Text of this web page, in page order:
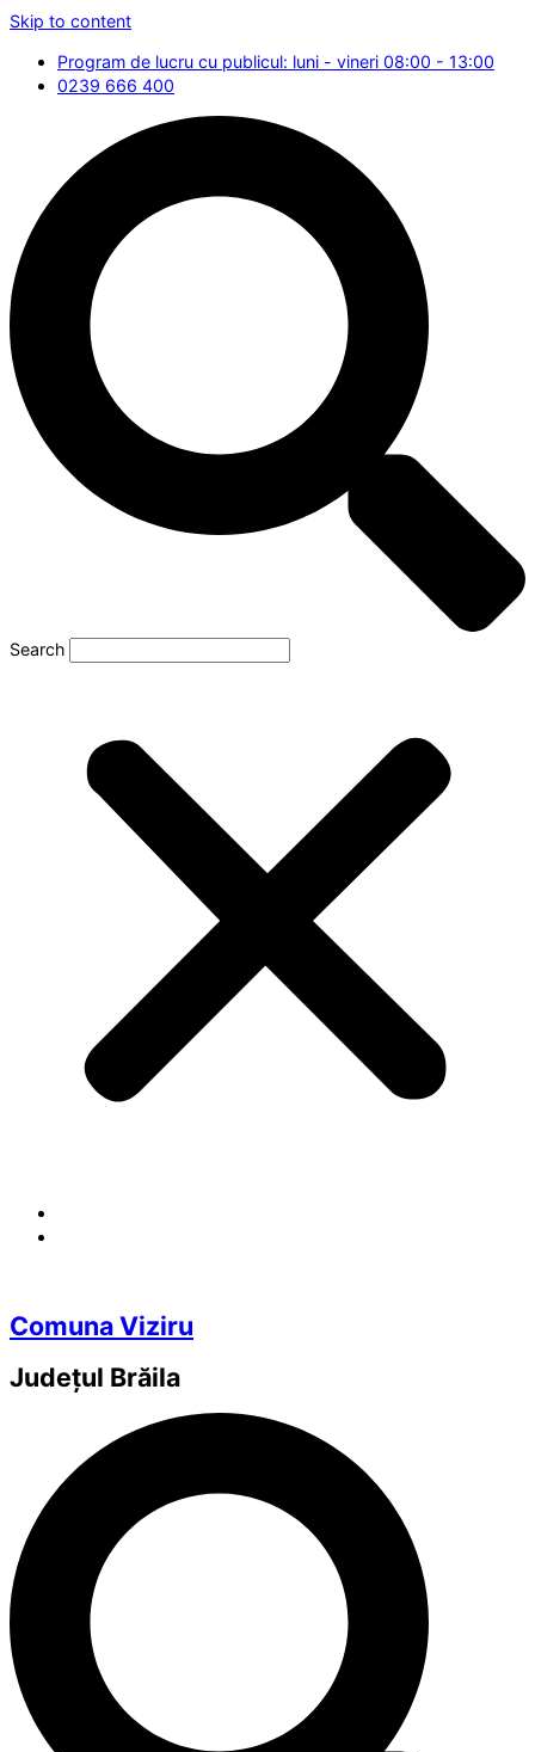
Skip to content
Program de lucru cu publicul: luni - vineri 08:00 - 13:00
0239 666 400
Search
Comuna Viziru
Județul Brăila